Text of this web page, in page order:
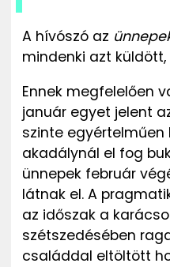
A hívószó az
mindenki azt
Ennek megfelelően v
január egyet jelent
szinte egyértelműen
akadálynál el fog
ünnepek február
látnak el. A
az időszak a
szétszedésében
családdal eltöltött